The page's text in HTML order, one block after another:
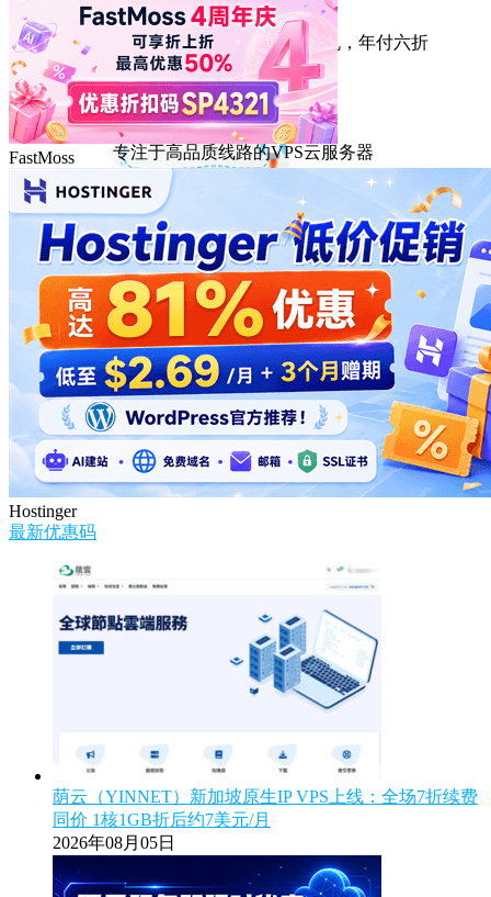
HostEase
性能出众的高性价比美国主机，年付六折
DMIT
专注于高品质线路的VPS云服务器
FastMoss
Hostinger
最新优惠码
荫云（YINNET）新加坡原生IP VPS上线：全场7折续费
同价 1核1GB折后约7美元/月
2026年08月05日